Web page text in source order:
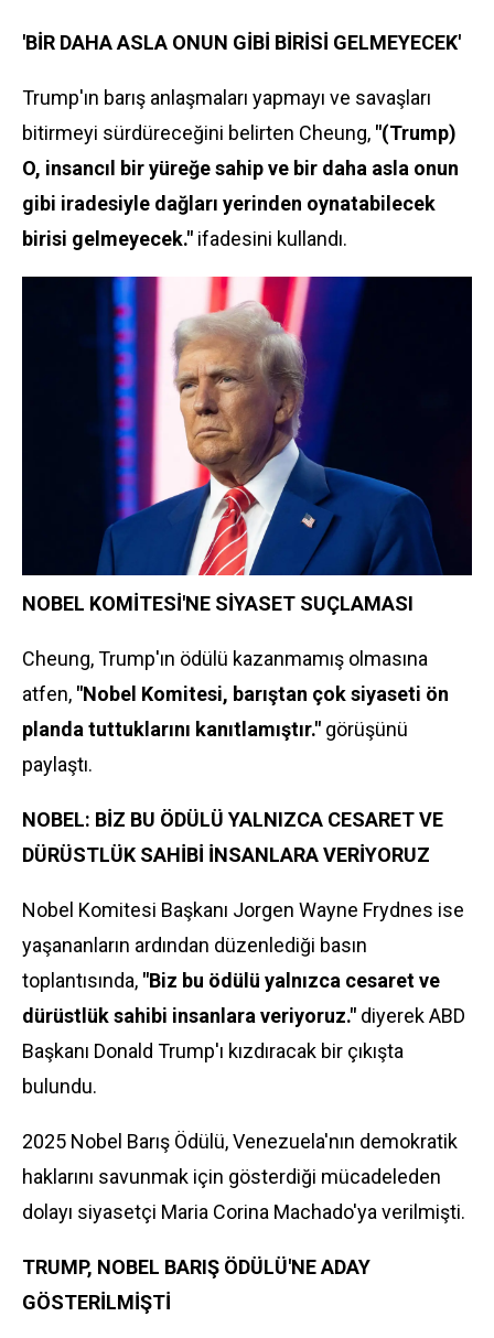
'BİR DAHA ASLA ONUN GİBİ BİRİSİ GELMEYECEK'
Trump'ın barış anlaşmaları yapmayı ve savaşları
bitirmeyi sürdüreceğini belirten Cheung, "(Trump)
O, insancıl bir yüreğe sahip ve bir daha asla onun
gibi iradesiyle dağları yerinden oynatabilecek
birisi gelmeyecek." ifadesini kullandı.
NOBEL KOMİTESİ'NE SİYASET SUÇLAMASI
Cheung, Trump'ın ödülü kazanmamış olmasına
atfen, "Nobel Komitesi, barıştan çok siyaseti ön
planda tuttuklarını kanıtlamıştır." görüşünü
paylaştı.
NOBEL: BİZ BU ÖDÜLÜ YALNIZCA CESARET VE
DÜRÜSTLÜK SAHİBİ İNSANLARA VERİYORUZ
Nobel Komitesi Başkanı Jorgen Wayne Frydnes ise
yaşananların ardından düzenlediği basın
toplantısında, "Biz bu ödülü yalnızca cesaret ve
dürüstlük sahibi insanlara veriyoruz." diyerek ABD
Başkanı Donald Trump'ı kızdıracak bir çıkışta
bulundu.
2025 Nobel Barış Ödülü, Venezuela'nın demokratik
haklarını savunmak için gösterdiği mücadeleden
dolayı siyasetçi Maria Corina Machado'ya verilmişti.
TRUMP, NOBEL BARIŞ ÖDÜLÜ'NE ADAY
GÖSTERİLMİŞTİ